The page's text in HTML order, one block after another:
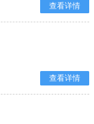
查看详情
查看详情